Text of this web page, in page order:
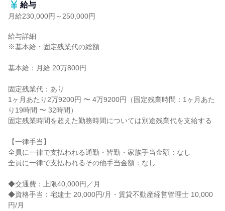
給与
月給230,000円～250,000円
給与詳細
※基本給・固定残業代の総額
基本給：月給 20万800円
固定残業代：あり
1ヶ月あたり2万9200円 〜 4万9200円（固定残業時間：1ヶ月あた
り19時間 〜 32時間）
固定残業時間を超えた勤務時間については別途残業代を支給する
【一律手当】
全員に一律で支払われる通勤・皆勤・家族手当金額：なし
全員に一律で支払われるその他手当金額：なし
◆交通費：上限40,000円／月
◆資格手当：宅建士 20,000円/月・賃貸不動産経営管理士 10,000
円/月